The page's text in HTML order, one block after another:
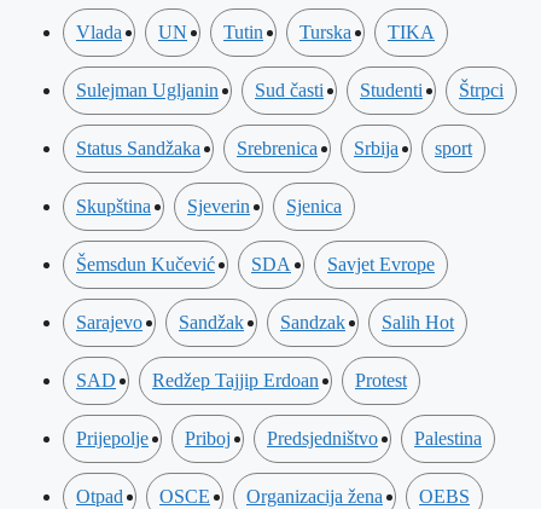
Vlada UN Tutin Turska TIKA
Sulejman Ugljanin Sud časti Studenti Štrpci
Status Sandžaka Srebrenica Srbija sport
Skupština Sjeverin Sjenica
Šemsdun Kučević SDA Savjet Evrope
Sarajevo Sandžak Sandzak Salih Hot
SAD Redžep Tajjip Erdoan Protest
Prijepolje Priboj Predsjedništvo Palestina
Otpad OSCE Organizacija žena OEBS